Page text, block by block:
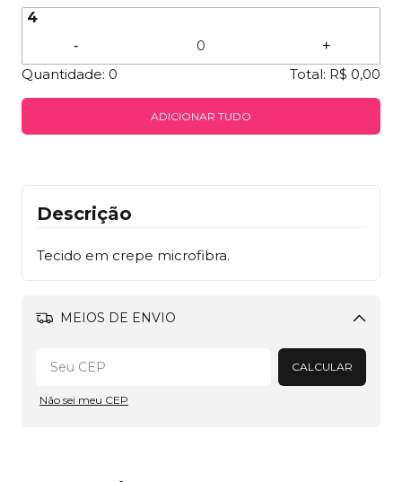
4
- +
Quantidade: 0 Total: R$ 0,00
ADICIONAR TUDO
Descrição
Tecido em crepe microfibra.
MEIOS DE ENVIO
Alterar CEP
CALCULAR
Não sei meu CEP